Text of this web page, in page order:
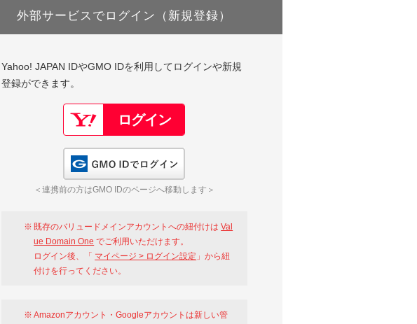
外部サービスでログイン（新規登録）
Yahoo! JAPAN IDやGMO IDを利用してログインや新規
登録ができます。
＜連携前の方はGMO IDのページへ移動します＞
既存のバリュードメインアカウントへの紐付けはVal
ue Domain One でご利用いただけます。
ログイン後、「 マイページ > ログイン設定 」から紐
付けを行ってください。
Amazonアカウント・Googleアカウントは新しい管